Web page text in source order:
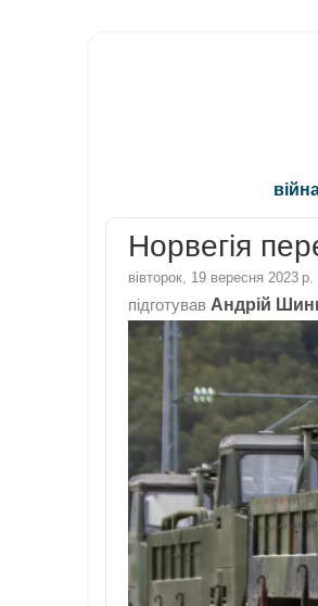
Норвегія
вівторок, 19 вересня 2023 р.
підготував Андрій